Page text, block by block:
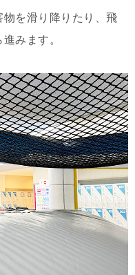
を滑り降りたり、飛
みます。